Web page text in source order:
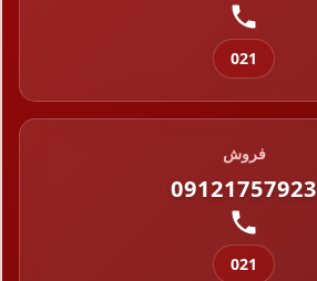
021
فروش
09121757923
021